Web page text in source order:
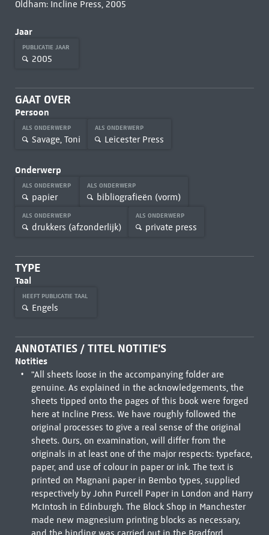
Oldham: Incline Press, 2005
Jaar
PUBLICATIE JAAR
2005
GAAT OVER
Persoon
ALS ONDERWERP
Savage, Toni
ALS ONDERWERP
Leicester Press
Onderwerp
ALS ONDERWERP
papier
ALS ONDERWERP
bibliografieën (vorm)
ALS ONDERWERP
drukkers (afzonderlijk)
ALS ONDERWERP
private press
TYPE
Taal
HEEFT PUBLICATIE TAAL
Engels
ANNOTATIES / TITEL NOTITIE'S
Notities
"All sheets loose in the accompanying folder are
genuine. As explained in the acknowledgements, the
sheets tipped onto the pages of this book were forged
here at Incline Press. We have roughly followed the
original processes to give a real sense of the original
sheets. Ours, on examination, will differ from the
originals in at least one of the major respects: typeface,
paper, and use of colour in paper or ink. The text is
printed on Magnani paper in Bembo types, supplied
respectively by John Purcell Paper in London and Harry
McIntosh in Edinburgh. The Block Shop in Manchester
made new magnesium printing blocks as necessary,